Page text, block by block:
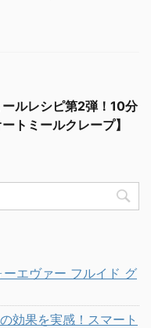
ルレシピ第2弾！10分
トミールクレープ】
エヴァー フルイド グ
効果を実感！スマート